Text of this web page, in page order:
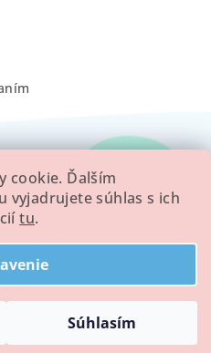
cookie. Ďalším
vyjadrujete súhlas s ich
tu.
Súhlasím
. Všetky práva vyhradené.